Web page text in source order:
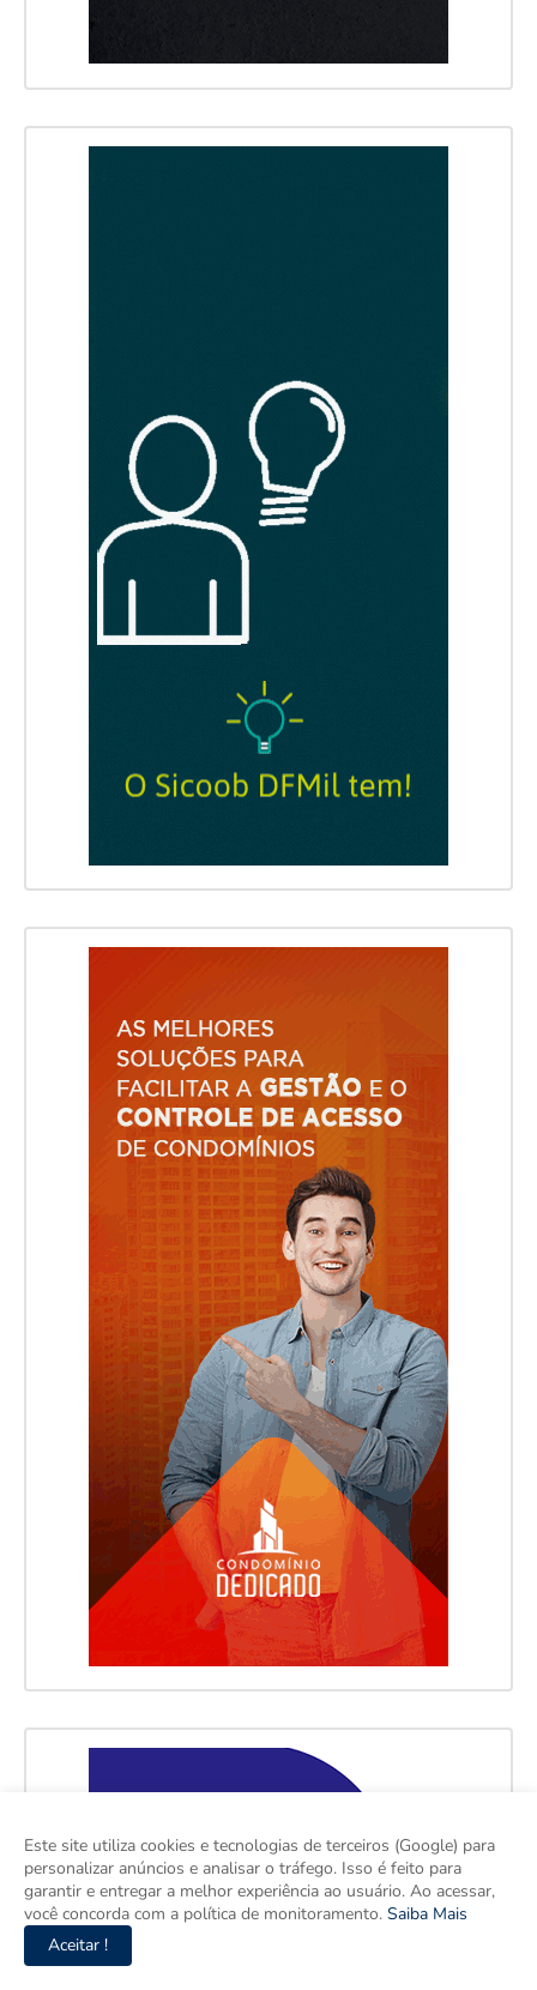
Este site utiliza cookies e tecnologias de terceiros (Google) para
personalizar anúncios e analisar o tráfego. Isso é feito para
garantir e entregar a melhor experiência ao usuário. Ao acessar,
você concorda com a política de monitoramento. Saiba Mais
Aceitar !